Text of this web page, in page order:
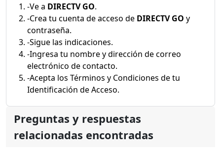
-Ve a DIRECTV GO.
-Crea tu cuenta de acceso de DIRECTV GO y
contraseña.
-Sigue las indicaciones.
-Ingresa tu nombre y dirección de correo
electrónico de contacto.
-Acepta los Términos y Condiciones de tu
Identificación de Acceso.
Preguntas y respuestas
relacionadas encontradas